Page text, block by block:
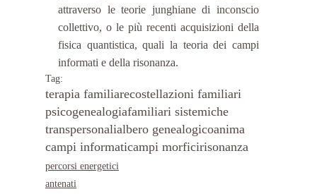
attraverso le teorie junghiane di inconscio
collettivo, o le più recenti acquisizioni della
fisica quantistica, quali la teoria dei campi
informati e della risonanza.
Tag:
terapia familiarecostellazioni familiari
psicogenealogiafamiliari sistemiche
transpersonalialbero genealogicoanima
campi informaticampi morficirisonanza
percorsi energetici
antenati